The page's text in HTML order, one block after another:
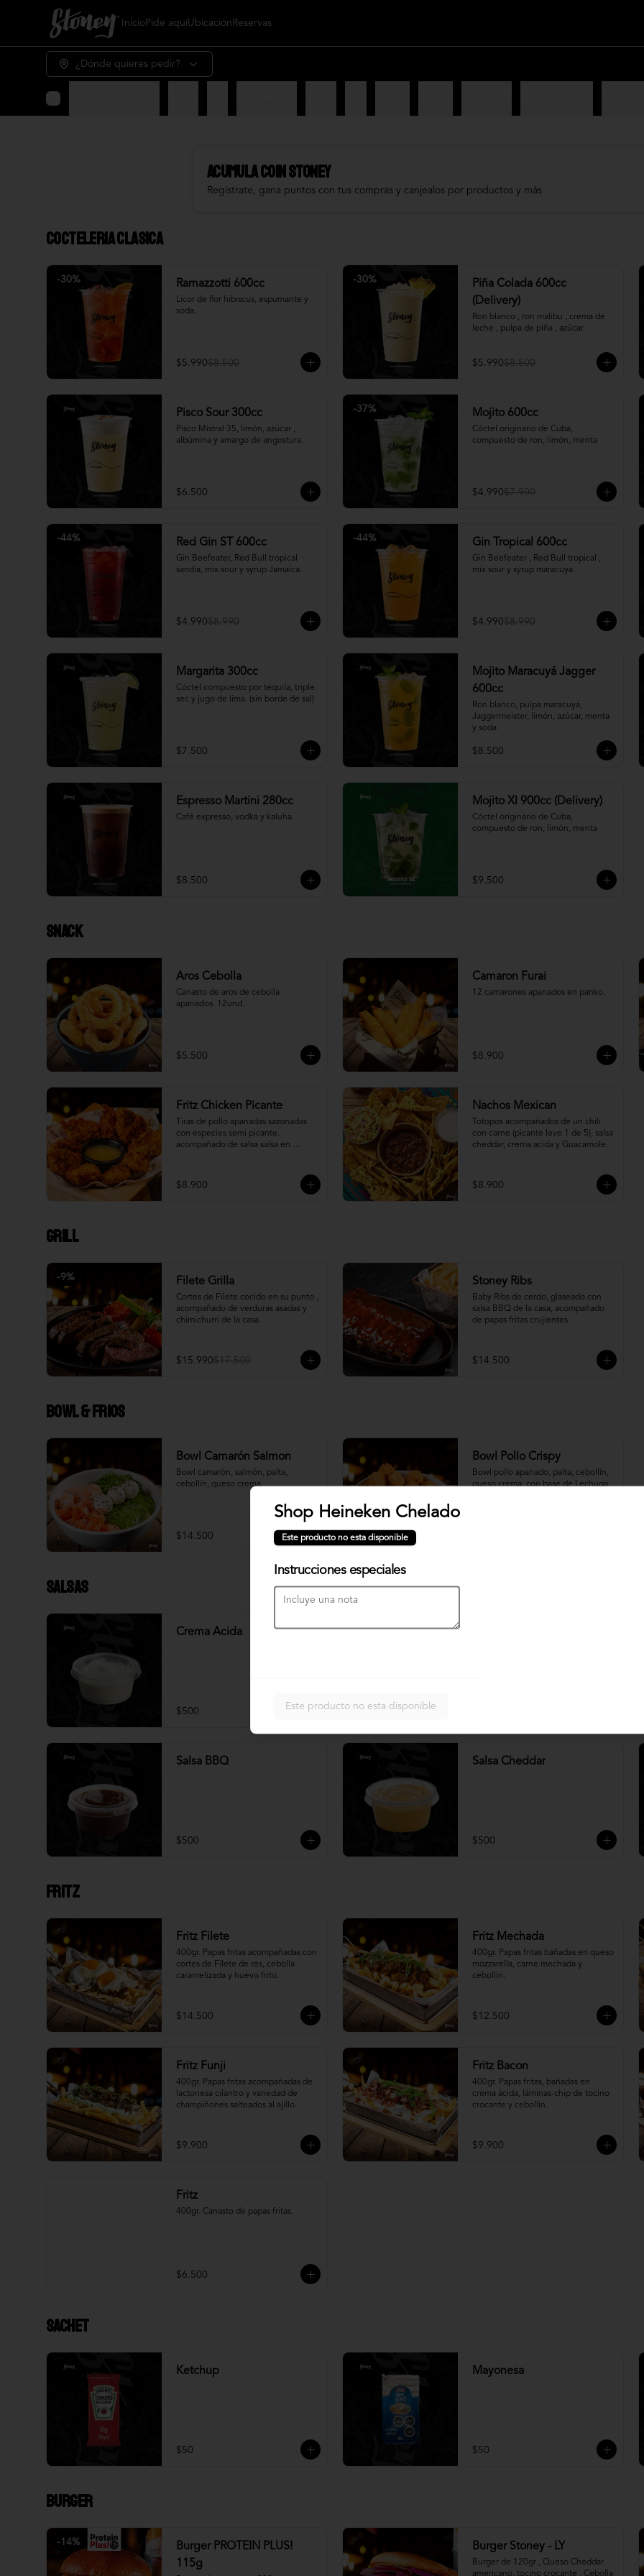
InicioPide aquíUbicación Reservas
¿Dónde quieres pedir?
AcumulaCOIN STONEY
Regístrate, gana puntos con tus compras y canjealos por productos y más
Cocteleria Clasica
-30% Ramazzotti 600cc
Licor de flor hibiscus, espumante y
soda.
$5.990$8.500
-30%
Piña Colada 600cc
(Delivery)
Ron blanco , ron malibu , crema de
leche , pulpa de piña , azúcar.
$5.990$8.500
Pisco Sour 300cc
Pisco Mistral 35, limón, azúcar ,
albúmina y amargo de angostura.
$6.500
-37% Mojito 600cc
Cóctel originario de Cuba,
compuesto de ron, limón, menta
$4.990$7.900
-44% Red Gin ST 600cc
Gin Beefeater, Red Bull tropical
sandia, mix sour y syrup Jamaica.
$4.990$8.990
-44% Gin Tropical 600cc
Gin Beefeater , Red Bull tropical ,
mix sour y syrup maracuya.
$4.990$8.990
Margarita 300cc
Cóctel compuesto por tequila, triple
sec y jugo de lima. (sin borde de sal)
$7.500
Mojito Maracuyá Jagger
600cc
Ron blanco, pulpa maracuyá,
Jaggermeister, limón, azúcar, menta
y soda
$8.500
Espresso Martini 280cc
Café expresso, vodka y kaluha.
$8.500
Mojito Xl 900cc (Delivery)
Cóctel originario de Cuba,
compuesto de ron, limón, menta
$9.500
Snack
Aros Cebolla
Canasto de aros de cebolla
apanados. 12und.
$5.500
Camaron Furai
12 camarones apanados en panko.
$8.900
Fritz Chicken Picante
Tiras de pollo apanadas sazonadas
con especies semi picante.
acompañado de salsa salsa en
$8.900
Nachos Mexican
Totopos acompañados de un chili
con carne (picante leve 1 de 5), salsa
cheddar, crema acida y Guacamole.
$8.900
Grill
-9% Filete Grilla
Cortes de Filete cocido en su punto ,
acompañado de verduras asadas y
chimichurri de la casa.
$15.990$17.500
Stoney Ribs
Baby Ribs de cerdo, glaseado con
salsa BBQ de la casa, acompañado
de papas fritas crujientes
$14.500
Bowl & frios
Bowl Camarón Salmon
Bowl camarón, salmón, palta,
cebollín, queso crema.
$14.500
Bowl Pollo Crispy
Bowl pollo apanado, palta, cebollín,
queso crema, con base de Lechuga
Salsas
Crema Acida
$500
Salsa BBQ
$500
Salsa Cheddar
$500
Fritz
Fritz Filete
400gr. Papas fritas acompañadas con
cortes de Filete de res, cebolla
caramelizada y huevo frito.
$14.500
Fritz Mechada
400gr. Papas fritas bañadas en queso
mozzarella, carne mechada y
cebollín.
$12.500
Fritz Funji
400gr. Papas fritas acompañadas de
lactonesa cilantro y variedad de
champiñones salteados al ajillo.
$9.900
Fritz Bacon
400gr. Papas fritas, bañadas en
crema ácida, láminas-chip de tocino
crocante y cebollín.
$9.900
Fritz
400gr. Canasto de papas fritas.
$6.500
Sachet
Ketchup
$50
Mayonesa
$50
Burger
-14%
Burger PROTEIN PLUS!
115g
Burger Stoney - LY
Burger de 120gr , Queso Cheddar
americano, tocino crocante , Cebolla
Shop Heineken Chelado
Este producto no esta disponible
Instrucciones especiales
Este producto no esta disponible